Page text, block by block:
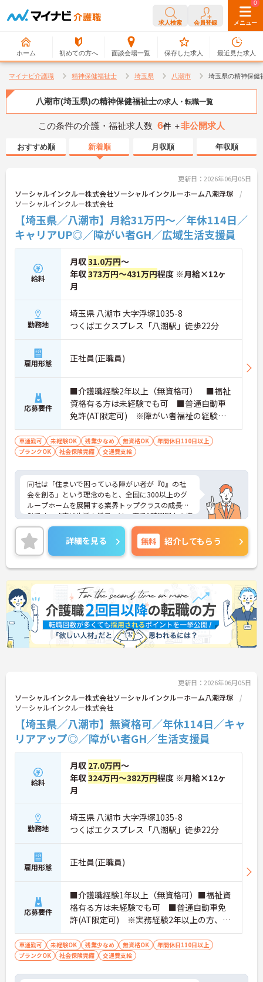
求人検索 会員登録 メニュー
ホーム 初めての方へ 面談会場一覧
0
保存した求人
0
最近見た求人
マイナビ介護職 精神保健福祉士 埼玉県 八潮市 埼玉県の精神保健
八潮市(埼玉県)の精神保健福祉士の求人・転職一覧
この条件の介護・福祉求人数 6件 ＋非公開求人
おすすめ順 新着順 月収順 年収順
更新日：2026年06月05日
ソーシャルインクルー株式会社ソーシャルインクルーホーム八潮浮塚
ソーシャルインクルー株式会社
【埼玉県／八潮市】月給31万円～／年休114日／
キャリアUP◎／障がい者GH／広域生活支援員
給料
月収31.0万円～
年収373万円～431万円程度 ※月給×12ヶ
月
勤務地
埼玉県 八潮市 大字浮塚1035-8
つくばエクスプレス「八潮駅」徒歩22分
雇用形態 正社員(正職員)
応募要件
■介護職経験2年以上（無資格可） ■福祉
資格有る方は未経験でも可 ■普通自動車
免許(AT限定可) ※障がい者福祉の経験は
不問です。※実務経験2年以上の方、障がい
者福祉に関する経験をお持ちの方大歓迎
車通勤可 未経験OK 残業少なめ 無資格OK
年間休日110日以上
ブランクOK
社会保険完備 交通費支給
同社は「住まいで困っている障がい者が『0』の社
会を創る」という理念のもと、全国に300以上のグ
ループホームを展開する業界トップクラスの成長企
業です。「広域生活支援員」は、車で1時間圏内の複
数施設を横断的に担当し、現場支援とパートスタッ
フのサポートを行うハイクラスなポジションです。
最新設備とバリアフリーが完備され、スタッフの身
体的負担が少なく、広域手当5万円が付与されるこ
とで高い給与水準を実現しています。年間休日114
日の確保や、献立・レシピの完全標準化による業務
効率化など、ワークライフバランスを保ちながら定
年70歳まで長期的に活躍できる制度が盤石に整って
います。複数施設を経験することで培われるマネジ
メント視点は、将来的なエリアマネージャーへのキ
ャリアアップにも直結しており、最新の環境で専門
性を発揮したいプロフェッショナルの方にお勧めで
・広域支援員として複数のホームを巡るため、各ホ
ームのパートスタッフの教育やサポートにも携わる
ことができ、現場の介助業務にとどまらず、施設運
営や人材育成の視点を養うことで、将来のエリアマ
ネージャー候補としてのステップアップに直結しま
す。
があり、20代から60代まで幅広い年代が活躍してい
ます。年間休日も114日確保されているため、無理
なく長期的なキャリアを築いていただけます。
・全施設がバリアフリー設計かつ最新設備を備えて
おり、清潔感にあふれた美しい環境です。ハード面
に加え、ソフト面でも「献立の事前決定・レシピ完
備」により現場の負担が大幅に軽減されています。
ご利用者様の安全性はもちろん、働くスタッフにと
っても身体的負担が少なく、高いモチベーションを
保って業務に集中できます。
詳細を見る 無料 紹介してもらう
更新日：2026年06月05日
ソーシャルインクルー株式会社ソーシャルインクルーホーム八潮浮塚
ソーシャルインクルー株式会社
【埼玉県／八潮市】無資格可／年休114日／キャ
リアアップ◎／障がい者GH／生活支援員
給料
月収 27.0万円～
年収324万円～382万円程度 ※月給×12ヶ
月
勤務地
埼玉県 八潮市 大字浮塚1035-8
つくばエクスプレス「八潮駅」徒歩22分
雇用形態 正社員(正職員)
応募要件
■介護職経験1年以上（無資格可）■福祉資
格有る方は未経験でも可 ■普通自動車免
許(AT限定可) ※実務経験2年以上の方、障
がい者福祉に関する経験をお持ちの方大歓
迎
車通勤可 未経験OK 残業少なめ 無資格OK
年間休日110日以上
ブランクOK
社会保険完備 交通費支給